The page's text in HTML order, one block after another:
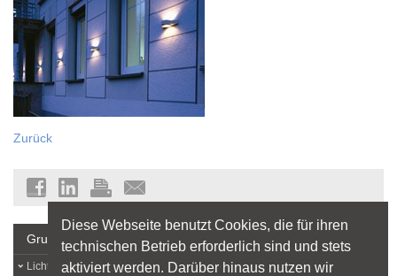
Zurück
Grundlagen
Lichtlexikon
Diese Webseite benutzt Cookies, die für ihren
technischen Betrieb erforderlich sind und stets
aktiviert werden. Darüber hinaus nutzen wir